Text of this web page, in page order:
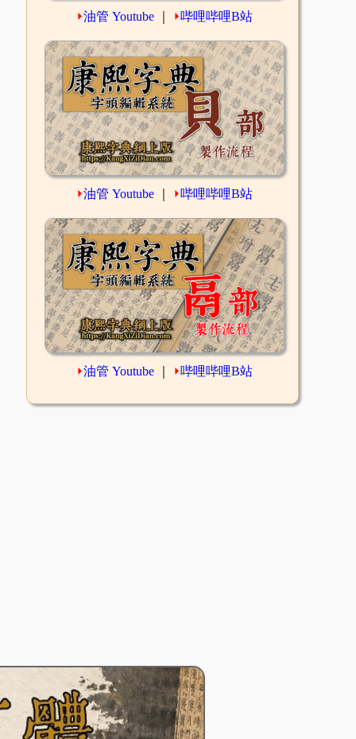
⏵油管 Youtube ⏵哔哩哔哩B站
⏵油管 Youtube ⏵哔哩哔哩B站
⏵油管 Youtube ⏵哔哩哔哩B站